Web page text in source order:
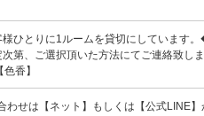
ひとりに1ルームを貸切にしています
第、ご選択頂いた方法にてご連絡致し
香】
せは【ネット】もしくは【公式LINE】